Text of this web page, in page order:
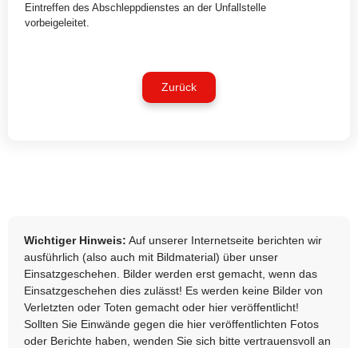
Eintreffen des Abschleppdienstes an der Unfallstelle
vorbeigeleitet.
Zurück
Wichtiger Hinweis: Auf unserer Internetseite berichten wir
ausführlich (also auch mit Bildmaterial) über unser
Einsatzgeschehen. Bilder werden erst gemacht, wenn das
Einsatzgeschehen dies zulässt! Es werden keine Bilder von
Verletzten oder Toten gemacht oder hier veröffentlicht!
Sollten Sie Einwände gegen die hier veröffentlichten Fotos
oder Berichte haben, wenden Sie sich bitte vertrauensvoll an